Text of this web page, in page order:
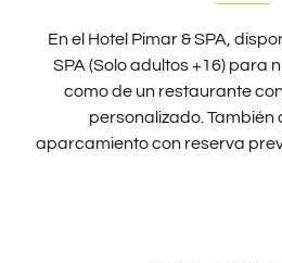
En el Hotel Pimar & SPA,
SPA (Solo adultos +16) para
como de un restaurante
personalizado. También
aparcamiento con reserva